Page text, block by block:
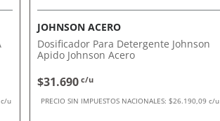
u
JOHNSON ACERO
Dosificador Para Detergente Johnson
Apido Johnson Acero
$31.690 c/u
PRECIO SIN IMPUESTOS NACIONALES: $26.190,09 c/u